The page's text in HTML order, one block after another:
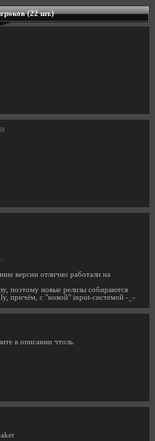
(22 шт.)
версии отлично работали на
поэтому новые релизы собираются
с "новой" input-системой -_-
в описании чтоль.